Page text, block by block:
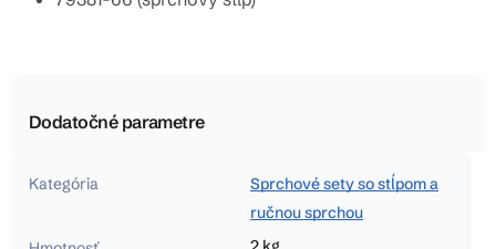
Dodatočné parametre
Kategória
Sprchové sety so stĺpom a
ručnou sprchou